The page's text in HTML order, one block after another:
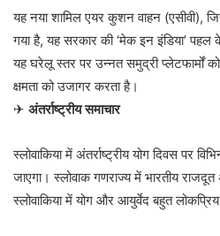
यह नया शामिल एयर कुशन वाहन (एसीवी),
गया है, यह सरकार की ‘मेक इन इंडिया’
यह घरेलू स्तर पर उन्नत समुद्री प्लेटफार्मों
क्षमता को उजागर करता है।
✈ अंतर्राष्ट्रीय समाचार
स्लोवाकिया में अंतर्राष्ट्रीय योग दिवस पर
जाएगा। स्लोवाक गणराज्य में भारतीय राजदूत
स्लोवाकिया में योग और आयुर्वेद बहुत